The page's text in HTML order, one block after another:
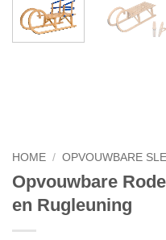
HOME / OPVOUWBARE
Opvouwbare
en Rugleuning